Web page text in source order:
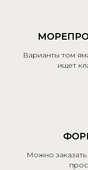
Варианты том
ищет
Можно